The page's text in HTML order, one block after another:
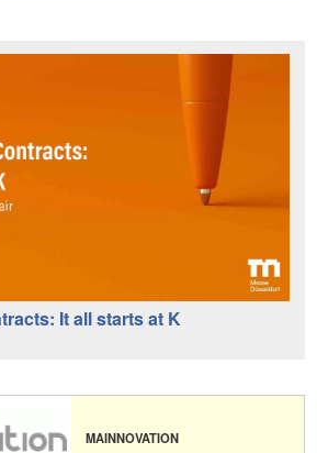
It all starts at K
MAINNOVATION